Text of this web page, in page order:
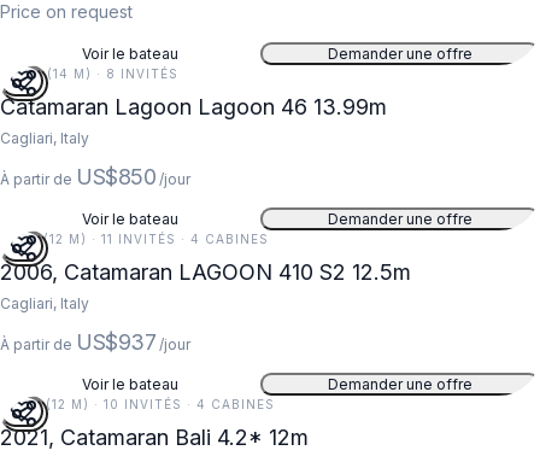
Price on request
Voir le bateau Demander une offre
46 FT (14 M) · 8 INVITÉS
Catamaran Lagoon Lagoon 46 13.99m
Cagliari, Italy
À partir de US$850 /jour
Voir le bateau Demander une offre
41 FT (12 M) · 11 INVITÉS · 4 CABINES
2006, Catamaran LAGOON 410 S2 12.5m
Cagliari, Italy
À partir de US$937 /jour
Voir le bateau Demander une offre
39 FT (12 M) · 10 INVITÉS · 4 CABINES
2021, Catamaran Bali 4.2* 12m